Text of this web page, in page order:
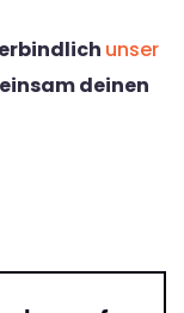
unser
deinen